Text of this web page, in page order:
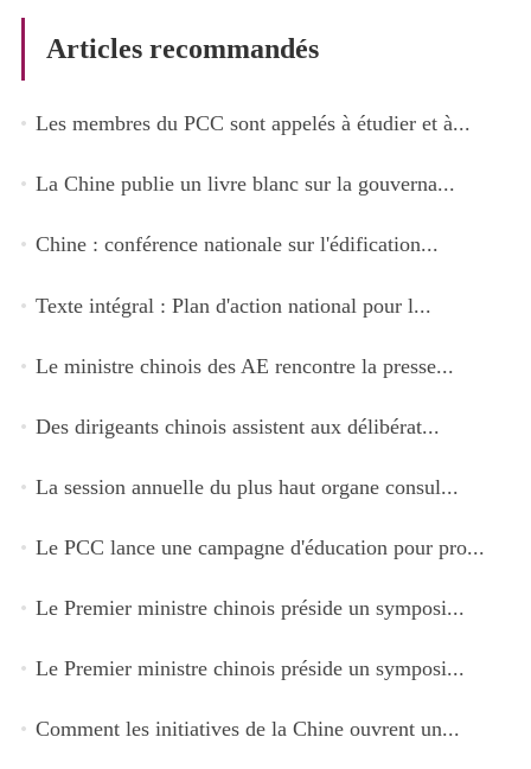
Articles recommandés
Les membres du PCC sont appelés à étudier et à...
La Chine publie un livre blanc sur la gouverna...
Chine : conférence nationale sur l'édification...
Texte intégral : Plan d'action national pour l...
Le ministre chinois des AE rencontre la presse...
Des dirigeants chinois assistent aux délibérat...
La session annuelle du plus haut organe consul...
Le PCC lance une campagne d'éducation pour pro...
Le Premier ministre chinois préside un symposi...
Le Premier ministre chinois préside un symposi...
Comment les initiatives de la Chine ouvrent un...